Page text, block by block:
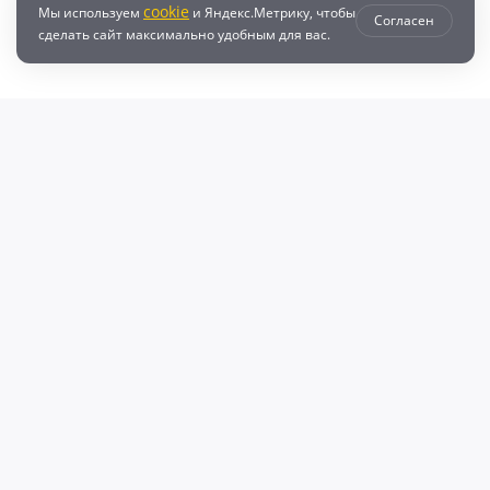
Мы используем cookie и Яндекс.Метрику, чтобы
сделать сайт максимально удобным для вас.
Согласен